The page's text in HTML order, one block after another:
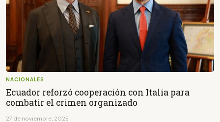
NACIONALES
Ecuador reforzó cooperación con Italia para
combatir el crimen organizado
27 de noviembre, 2025